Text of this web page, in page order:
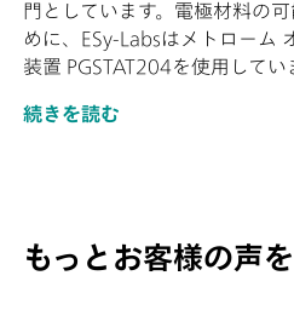
門としています。電極材料の
めに、ESy-Labsはメトローム
装置 PGSTAT204を使用してい
続きを読む
もっとお客様の声を